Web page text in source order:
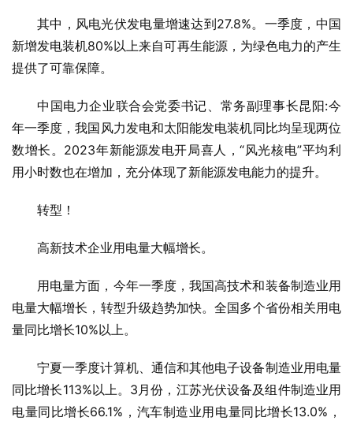
其中，风电光伏发电量增速达到27.8%。一季度，中国
新增发电装机80%以上来自可再生能源，为绿色电力的产生
提供了可靠保障。
中国电力企业联合会党委书记、常务副理事长昆阳:今
年一季度，我国风力发电和太阳能发电装机同比均呈现两位
数增长。2023年新能源发电开局喜人，“风光核电”平均利
用小时数也在增加，充分体现了新能源发电能力的提升。
转型！
高新技术企业用电量大幅增长。
用电量方面，今年一季度，我国高技术和装备制造业用
电量大幅增长，转型升级趋势加快。全国多个省份相关用电
量同比增长10%以上。
宁夏一季度计算机、通信和其他电子设备制造业用电量
同比增长113%以上。3月份，江苏光伏设备及组件制造业用
电量同比增长66.1%，汽车制造业用电量同比增长13.0%，